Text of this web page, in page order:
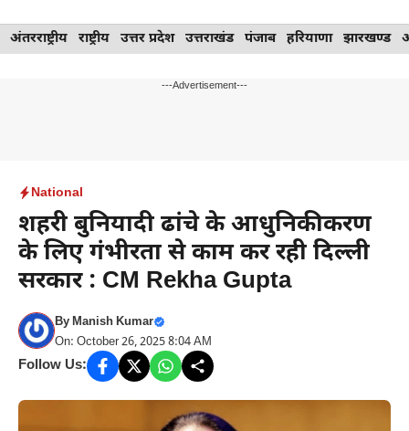
Skip
to
अंतरराष्ट्रीय राष्ट्रीय उत्तर प्रदेश उत्तराखंड पंजाब हरियाणा झारखण्ड
---Advertisement---
National
शहरी बुनियादी ढांचे के आधुनिकीकरण
के लिए गंभीरता से काम कर रही दिल्ली
सरकार : CM Rekha Gupta
ByManish Kumar
On: October 26, 2025 8:04 AM
Follow Us: